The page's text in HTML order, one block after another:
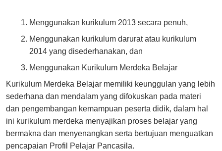
Menggunakan kurikulum 2013 secara penuh,
Menggunakan kurikulum darurat atau kurikulum
2014 yang disederhanakan, dan
Menggunakan Kurikulum Merdeka Belajar
Kurikulum Merdeka Belajar memiliki keunggulan yang lebih
sederhana dan mendalam yang difokuskan pada materi
dan pengembangan kemampuan peserta didik, dalam hal
ini kurikulum merdeka menyajikan proses belajar yang
bermakna dan menyenangkan serta bertujuan menguatkan
pencapaian Profil Pelajar Pancasila.